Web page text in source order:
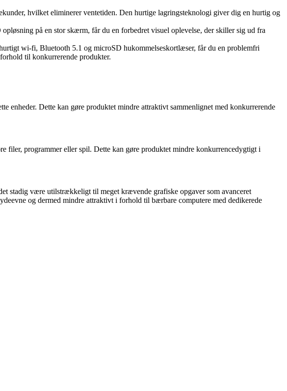
hvilket eliminerer ventetiden. Den hurtige lagringsteknologi giver dig en hurtig og
på en stor skærm, får du en forbedret visuel oplevelse, der skiller sig ud fra
wi-fi, Bluetooth 5.1 og microSD hukommelseskortlæser, får du en problemfri
til konkurrerende produkter.
Dette kan gøre produktet mindre attraktivt sammenlignet med konkurrerende
filer, programmer eller spil. Dette kan gøre produktet mindre konkurrencedygtigt i
stadig være utilstrækkeligt til meget krævende grafiske opgaver som avanceret
og dermed mindre attraktivt i forhold til bærbare computere med dedikerede